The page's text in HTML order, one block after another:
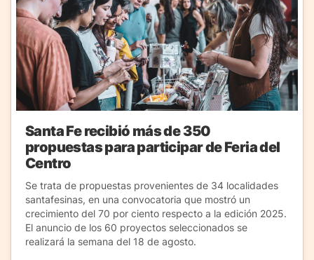
Santa Fe recibió más de 350
propuestas para participar de Feria del
Centro
Se trata de propuestas provenientes de 34 localidades
santafesinas, en una convocatoria que mostró un
crecimiento del 70 por ciento respecto a la edición 2025.
El anuncio de los 60 proyectos seleccionados se
realizará la semana del 18 de agosto.